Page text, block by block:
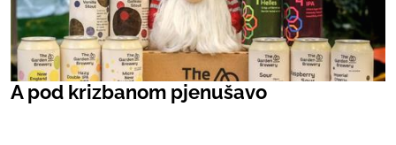
A pod krizbanom pjenušavo